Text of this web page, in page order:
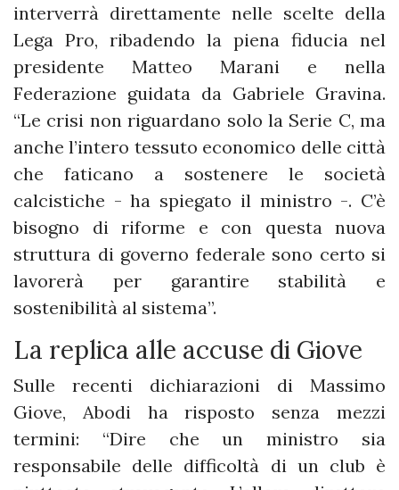
interverrà direttamente nelle scelte della
Lega Pro, ribadendo la piena fiducia nel
presidente Matteo Marani e nella
Federazione guidata da Gabriele Gravina.
“Le crisi non riguardano solo la Serie C, ma
anche l’intero tessuto economico delle città
che faticano a sostenere le società
calcistiche - ha spiegato il ministro -. C’è
bisogno di riforme e con questa nuova
struttura di governo federale sono certo si
lavorerà per garantire stabilità e
sostenibilità al sistema”.
La replica alle accuse di Giove
Sulle recenti dichiarazioni di Massimo
Giove, Abodi ha risposto senza mezzi
termini: “Dire che un ministro sia
responsabile delle difficoltà di un club è